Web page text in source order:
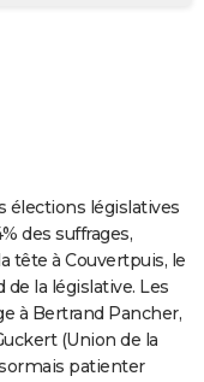
élections législatives
des suffrages,
tête à Couvertpuis, le
la législative. Les
à Bertrand Pancher,
(Union de la
patienter